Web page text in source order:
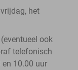
het
ook
telefonisch
10.00 uur